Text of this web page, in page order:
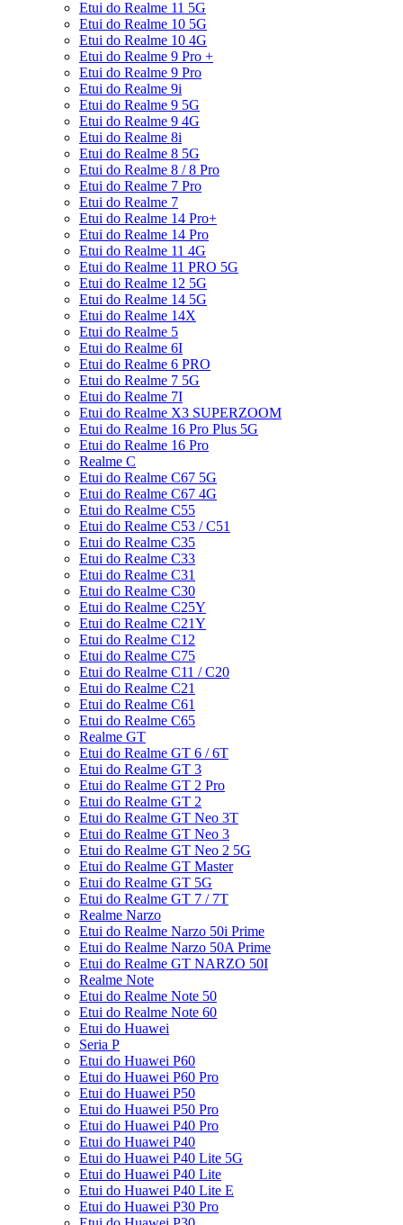
Etui do Realme 11 5G
Etui do Realme 10 5G
Etui do Realme 10 4G
Etui do Realme 9 Pro +
Etui do Realme 9 Pro
Etui do Realme 9i
Etui do Realme 9 5G
Etui do Realme 9 4G
Etui do Realme 8i
Etui do Realme 8 5G
Etui do Realme 8 / 8 Pro
Etui do Realme 7 Pro
Etui do Realme 7
Etui do Realme 14 Pro+
Etui do Realme 14 Pro
Etui do Realme 11 4G
Etui do Realme 11 PRO 5G
Etui do Realme 12 5G
Etui do Realme 14 5G
Etui do Realme 14X
Etui do Realme 5
Etui do Realme 6I
Etui do Realme 6 PRO
Etui do Realme 7 5G
Etui do Realme 7I
Etui do Realme X3 SUPERZOOM
Etui do Realme 16 Pro Plus 5G
Etui do Realme 16 Pro
Realme C
Etui do Realme C67 5G
Etui do Realme C67 4G
Etui do Realme C55
Etui do Realme C53 / C51
Etui do Realme C35
Etui do Realme C33
Etui do Realme C31
Etui do Realme C30
Etui do Realme C25Y
Etui do Realme C21Y
Etui do Realme C12
Etui do Realme C75
Etui do Realme C11 / C20
Etui do Realme C21
Etui do Realme C61
Etui do Realme C65
Realme GT
Etui do Realme GT 6 / 6T
Etui do Realme GT 3
Etui do Realme GT 2 Pro
Etui do Realme GT 2
Etui do Realme GT Neo 3T
Etui do Realme GT Neo 3
Etui do Realme GT Neo 2 5G
Etui do Realme GT Master
Etui do Realme GT 5G
Etui do Realme GT 7 / 7T
Realme Narzo
Etui do Realme Narzo 50i Prime
Etui do Realme Narzo 50A Prime
Etui do Realme GT NARZO 50I
Realme Note
Etui do Realme Note 50
Etui do Realme Note 60
Etui do Huawei
Seria P
Etui do Huawei P60
Etui do Huawei P60 Pro
Etui do Huawei P50
Etui do Huawei P50 Pro
Etui do Huawei P40 Pro
Etui do Huawei P40
Etui do Huawei P40 Lite 5G
Etui do Huawei P40 Lite
Etui do Huawei P40 Lite E
Etui do Huawei P30 Pro